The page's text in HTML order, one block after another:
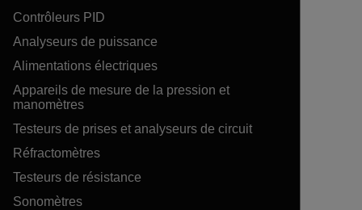
Contrôleurs PID
Analyseurs de puissance
Alimentations électriques
Appareils de mesure de la pression et
manomètres
Testeurs de prises et analyseurs de circuit
Réfractomètres
Testeurs de résistance
Sonomètres